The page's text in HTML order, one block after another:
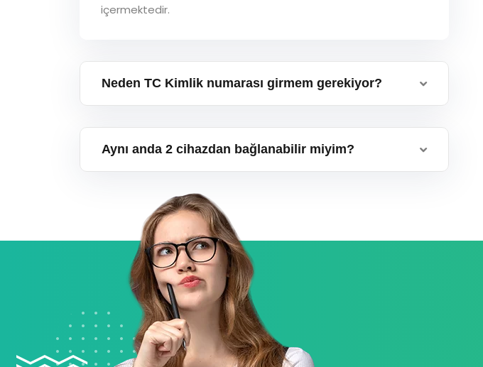
içermektedir.
Neden TC Kimlik numarası girmem gerekiyor?
Aynı anda 2 cihazdan bağlanabilir miyim?